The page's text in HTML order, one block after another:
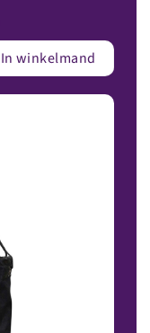
In winkelmand